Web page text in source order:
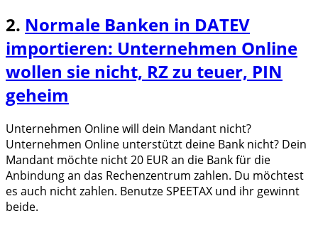
2. Normale Banken in DATEV
importieren: Unternehmen Online
wollen sie nicht, RZ zu teuer, PIN
geheim
Unternehmen Online will dein Mandant nicht?
Unternehmen Online unterstützt deine Bank nicht? Dein
Mandant möchte nicht 20 EUR an die Bank für die
Anbindung an das Rechenzentrum zahlen. Du möchtest
es auch nicht zahlen. Benutze SPEETAX und ihr gewinnt
beide.